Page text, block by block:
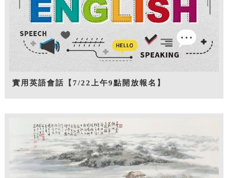
實用英語會話【7/22上午9點開放報名】